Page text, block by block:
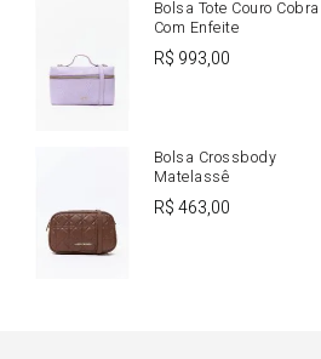
Bolsa Tote Couro Cobra
Com Enfeite
R$ 993,00
Bolsa Crossbody
Matelassê
R$463,00